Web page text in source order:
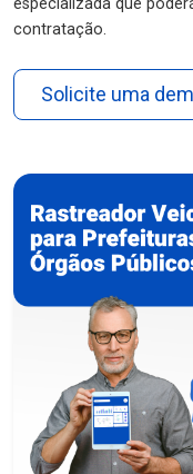
contratação.
Solicite uma